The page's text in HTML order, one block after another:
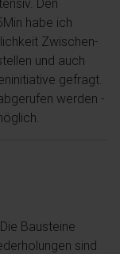
habe ich
Zwischen-
und auch
gefragt.
werden -
Bausteine
sind